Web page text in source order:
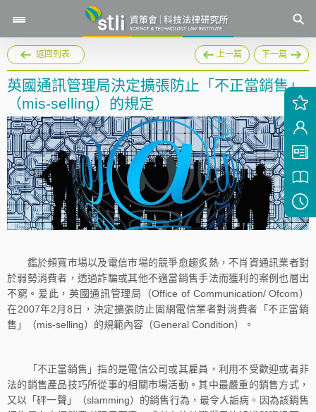
返回列表 上一篇 下一篇
英國通訊管理局決定擴張防止「不正當銷售」
（mis-selling）的規定
鑑於頻寬市場以及電信市場的競爭愈趨炙熱，不肖資通訊業者對
於弱勢消費者，透過詐騙或其他不適當銷售手法而獲利的案例也層出
不窮。爰此，英國通訊管理局（Office of Communication/ Ofcom）
在2007年2月8日，決定擴張防止固網電信業者對消費者「不正當銷
售」（mis-selling）的規範內容（General Condition）。
「不正當銷售」指的是電信公司或其雇員，利用不受歡迎或者非
法的銷售產品技巧所從事的相關市場活動。其中最嚴重的銷售方式，
又以「砰一聲」（slamming）的銷售行為，最令人詬病。因為該銷售